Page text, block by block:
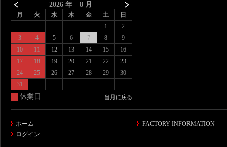
2026 年 8 月
月 火 水 木 金 土
日
1
2
3
4 5 6 7 8
9
10
11 12 13 14 15
16
17
18 19 20 21 22
23
24
25 26 27 28 29
30
31
休業日 当月に戻る
ホーム
ログイン
FACTORY INFORMATION